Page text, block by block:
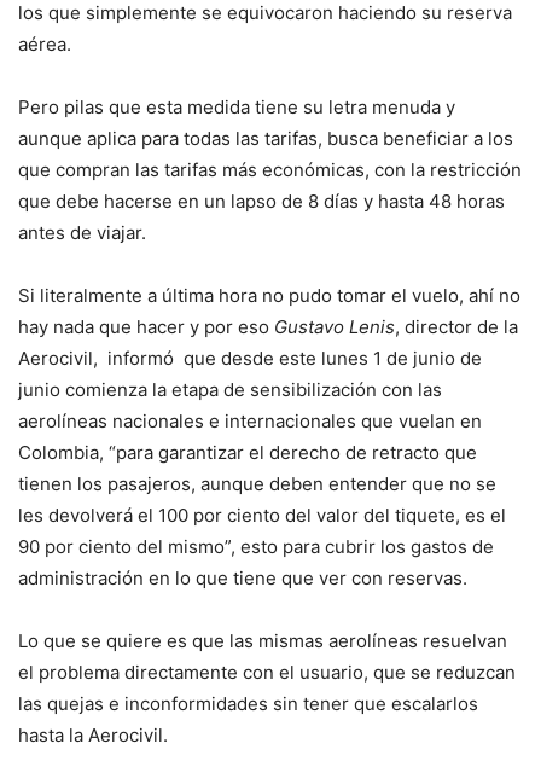
los que simplemente se equivocaron haciendo su reserva
aérea.
Pero pilas que esta medida tiene su letra menuda y
aunque aplica para todas las tarifas, busca beneficiar a los
que compran las tarifas más económicas, con la restricción
que debe hacerse en un lapso de 8 días y hasta 48 horas
antes de viajar.
Si literalmente a última hora no pudo tomar el vuelo, ahí no
hay nada que hacer y por eso Gustavo Lenis, director de la
Aerocivil, informó que desde este lunes 1 de junio de
junio comienza la etapa de sensibilización con las
aerolíneas nacionales e internacionales que vuelan en
Colombia, “para garantizar el derecho de retracto que
tienen los pasajeros, aunque deben entender que no se
les devolverá el 100 por ciento del valor del tiquete, es el
90 por ciento del mismo”, esto para cubrir los gastos de
administración en lo que tiene que ver con reservas.
Lo que se quiere es que las mismas aerolíneas resuelvan
el problema directamente con el usuario, que se reduzcan
las quejas e inconformidades sin tener que escalarlos
hasta la Aerocivil.